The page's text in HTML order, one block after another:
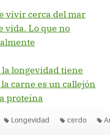
vivir cerca del mar
vida. Lo que no
longevidad tiene
carne es un callejón
proteína
Longevidad cerdo